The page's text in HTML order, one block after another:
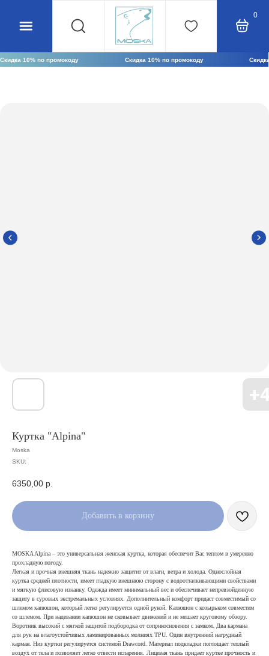
Куртка "Alpina"
Moska
SKU:
6350,00 р.
Добавить в корзину
MOSKA Alpina – это универсальная женская куртка, которая обеспечит Вас теплом в умеренно
прохладную погоду.
Легкая и прочная внешняя ткань надежно защитит от влаги, ветра и холода. Однослойная
куртка средней плотности, имеет гладкую внешнюю сторону с водоотталкивающими свойствами
и мягкую флисовую изнанку. Одежда имеет минимальный вес и обеспечивает непревзойденную
защиту в суровых экстремальных условиях. Дополнительный комфорт придаст совместимый со
шлемом капюшон, который легко регулируется одной рукой. Капюшон с козырьком совместим
со шлемом. При надевании капюшон не сковывает движений и не мешает круговому обзору.
Воротник высокий с мягкой защитой подбородка от соприкосновения с замком. Два кармана
для рук на влагоустойчивых ламинированных молниях TPU. Один внутренний нагрудный
карман. Низ куртки регулируется системой Drawcord. Материал подкладки поглощает теплый
воздух от тела и позволяет легко отвести испарения. Лицевая ткань придает куртке прочность и